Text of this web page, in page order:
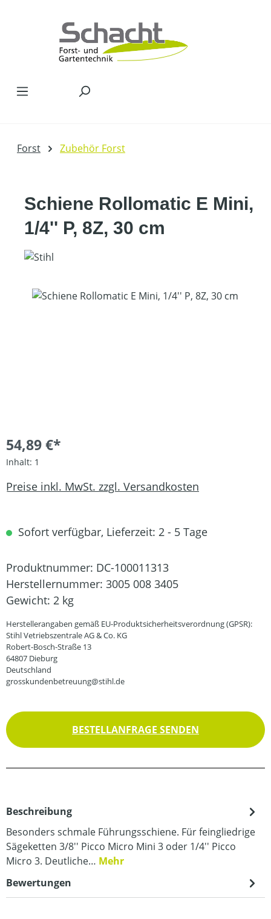
Forst Zubehör Forst
Schiene Rollomatic E Mini,
1/4'' P, 8Z, 30 cm
Bildergalerie überspringen
54,89 €*
Inhalt: 1
Preise inkl. MwSt. zzgl. Versandkosten
Sofort verfügbar, Lieferzeit: 2 - 5 Tage
Produktnummer: DC-100011313
Herstellernummer: 3005 008 3405
Gewicht: 2 kg
Herstellerangaben gemäß EU-Produktsicherheitsverordnung (GPSR):
Stihl Vetriebszentrale AG & Co. KG
Robert-Bosch-Straße 13
64807 Dieburg
Deutschland
grosskundenbetreuung@stihl.de
BESTELLANFRAGE SENDEN
Beschreibung
Besonders schmale Führungsschiene. Für feingliedrige
Sägeketten 3/8'' Picco Micro Mini 3 oder 1/4'' Picco
Micro 3. Deutliche… Mehr
Bewertungen